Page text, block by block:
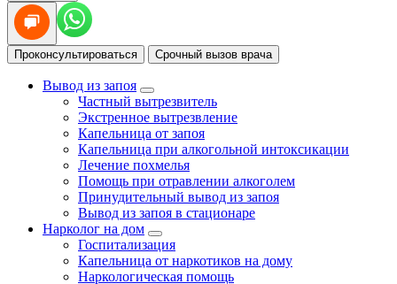
Проконсультироваться Срочный вызов врача
Вывод из запоя
Частный вытрезвитель
Экстренное вытрезвление
Капельница от запоя
Капельница при алкогольной интоксикации
Лечение похмелья
Помощь при отравлении алкоголем
Принудительный вывод из запоя
Вывод из запоя в стационаре
Нарколог на дом
Госпитализация
Капельница от наркотиков на дому
Наркологическая помощь